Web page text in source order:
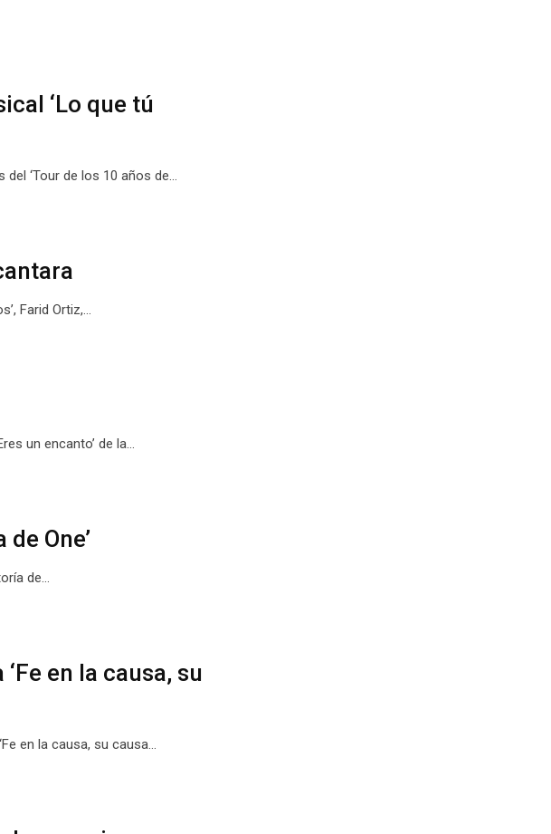
‘Lo que tú
‘Tour de los 10 años de…
Farid Ortiz,…
un encanto’ de la…
One’
de…
en la causa, su
en la causa, su causa…